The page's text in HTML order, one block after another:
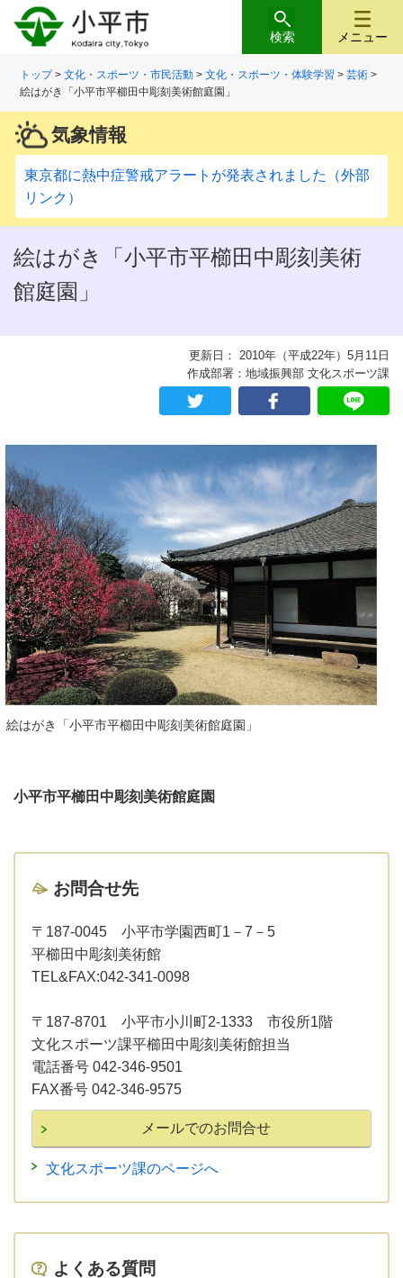
メニュー
検索
トップ>文化・スポーツ・市民活動 >文化・スポーツ・体験学習 >芸術 >
絵はがき「小平市平櫛田中彫刻美術館庭園」
気象情報
東京都に熱中症警戒アラートが発表されました（外部
リンク）
絵はがき「小平市平櫛田中彫刻美術
館庭園」
更新日： 2010年（平成22年）5月11日
作成部署：地域振興部 文化スポーツ課
絵はがき「小平市平櫛田中彫刻美術館庭園」
小平市平櫛田中彫刻美術館庭園
お問合せ先
〒187-0045 小平市学園西町1－7－5
平櫛田中彫刻美術館
TEL&FAX:042-341-0098
〒187-8701 小平市小川町2-1333 市役所1階
文化スポーツ課平櫛田中彫刻美術館担当
電話番号 042-346-9501
FAX番号 042-346-9575
文化スポーツ課のページへ
よくある質問